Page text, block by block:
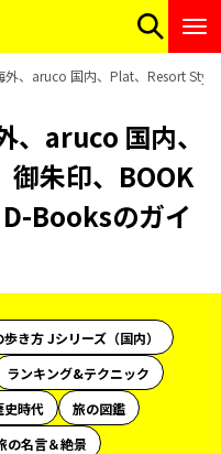
、aruco 国内、Plat、Resort
aruco 国内、
朱印、BOOK
Booksのガイ
き方 Jシリーズ（国内）
ランキング&テクニック
史時代
旅の図鑑
の名言＆絶景